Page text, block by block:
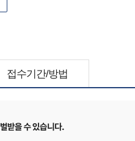
접수기간/방법